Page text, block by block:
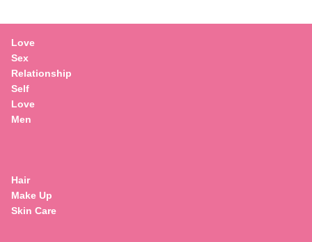
Love
Sex
Relationship
Self
Love
Men
Hair
Make Up
Skin Care